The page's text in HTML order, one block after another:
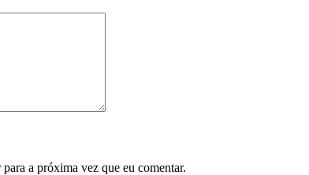
a próxima vez que eu comentar.